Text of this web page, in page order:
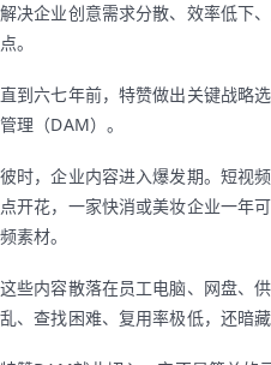
解决企业创意需求分散、效率低下
点。
直到六七年前，特赞做出关键战略
管理（DAM）。
彼时，企业内容进入爆发期。短视
点开花，一家快消或美妆企业一年
频素材。
这些内容散落在员工电脑、网盘、
乱、查找困难、复用率极低，还暗藏